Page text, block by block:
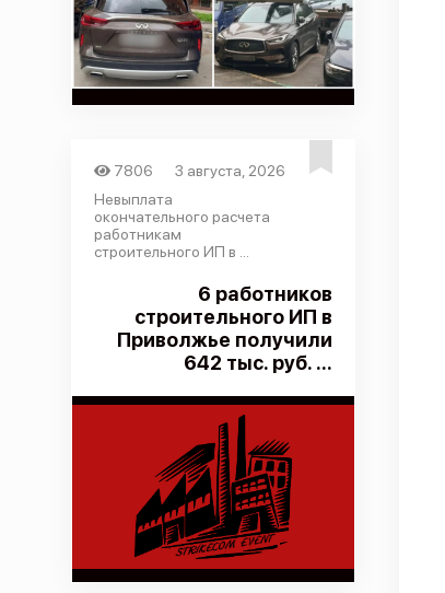
7806
3 августа, 2026
Невыплата
окончательного расчета
работникам
строительного ИП в ...
6 работников
строительного ИП в
Приволжье получили
642 тыс. руб. ...